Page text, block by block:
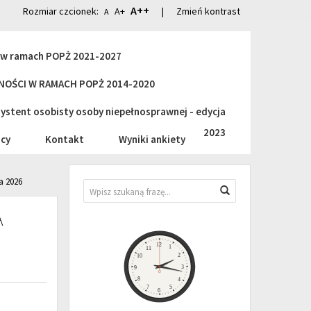
Rozmiar czcionek: A A+ A++ | Zmień kontrast
ramach POPŻ 2021-2027
W RAMACH POPŻ 2014-2020
osobisty osoby niepełnosprawnej - edycja
2023
Kontakt Wyniki ankiety
2026 Wyszukiwarka
1
2
3
4
5
6
7
8
9
10
11
12